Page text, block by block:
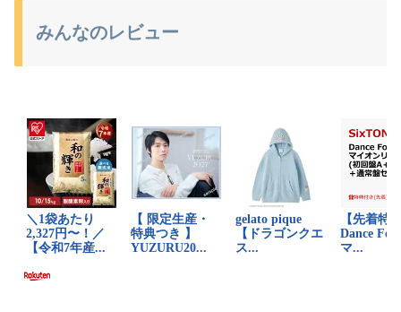
みんなのレビュー